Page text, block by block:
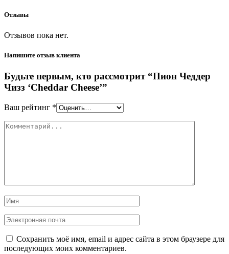
Отзывы
Отзывов пока нет.
Напишите отзыв клиента
Будьте первым, кто рассмотрит “Пион Чеддер
Чизз ‘Cheddar Cheese’”
Ваш рейтинг *
Сохранить моё имя, email и адрес сайта в этом браузере для
последующих моих комментариев.